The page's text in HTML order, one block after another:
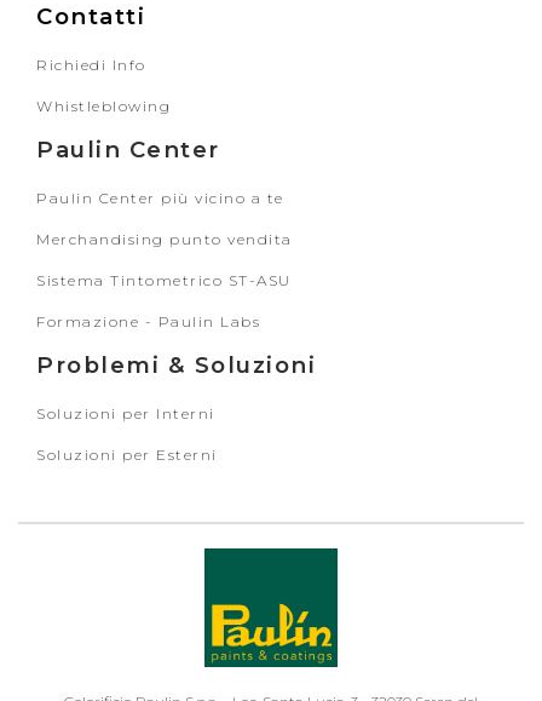
Contatti
Richiedi Info
Whistleblowing
Paulin Center
Paulin Center più vicino a te
Merchandising punto vendita
Sistema Tintometrico ST-ASU
Formazione - Paulin Labs
Problemi & Soluzioni
Soluzioni per Interni
Soluzioni per Esterni